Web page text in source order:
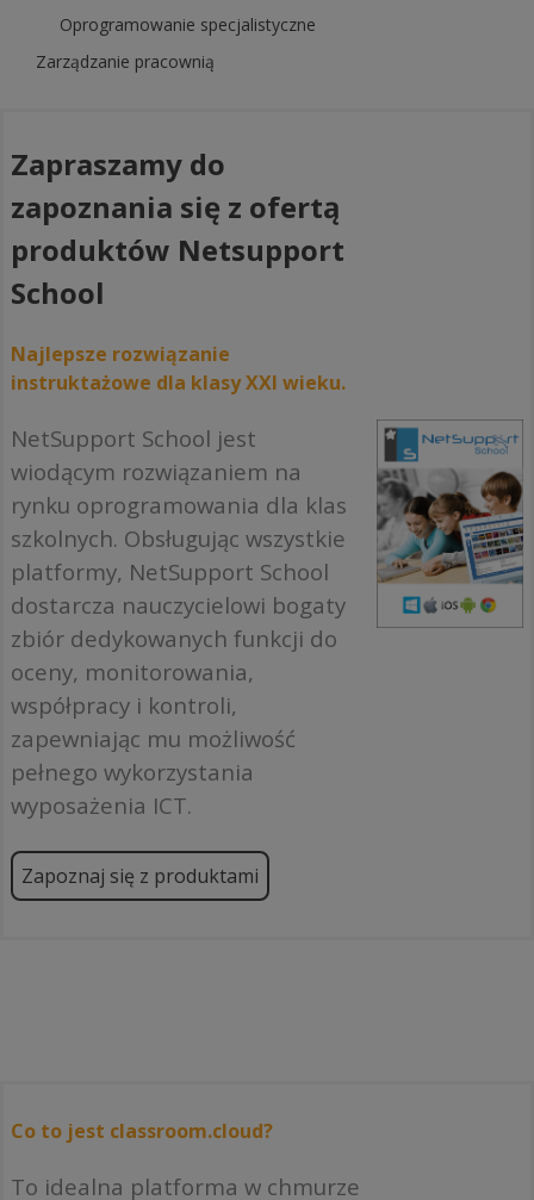
Oprogramowanie specjalistyczne
Zarządzanie pracownią
Zapraszamy do
zapoznania się z ofertą
produktów Netsupport
School
Najlepsze rozwiązanie
instruktażowe dla klasy XXI wieku.
NetSupport School jest
wiodącym rozwiązaniem na
rynku oprogramowania dla klas
szkolnych. Obsługując wszystkie
platformy, NetSupport School
dostarcza nauczycielowi bogaty
zbiór dedykowanych funkcji do
oceny, monitorowania,
współpracy i kontroli,
zapewniając mu możliwość
pełnego wykorzystania
wyposażenia ICT.
Zapoznaj się z produktami
Co to jest classroom.cloud?
To idealna platforma w chmurze